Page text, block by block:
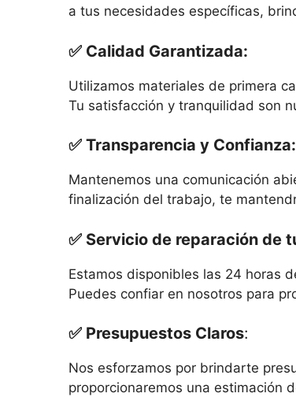
a tus necesidades específicas,
✅ Calidad Garantizada:
Utilizamos materiales de primera
Tu satisfacción y tranquilidad son
✅ Transparencia y Confianza:
Mantenemos una comunicación
finalización del trabajo, te
✅ Servicio de reparación de
Estamos disponibles las 24 horas
Puedes confiar en nosotros para
✅ Presupuestos Claros:
Nos esforzamos por brindarte
proporcionaremos una estimación